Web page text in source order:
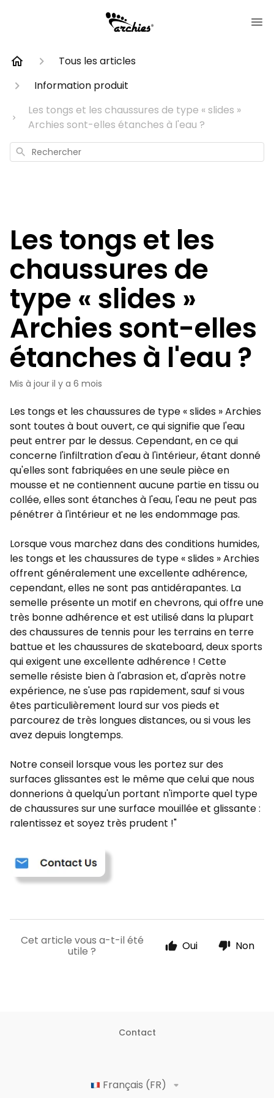
Tous les articles
Information produit
Les tongs et les chaussures de type « slides »
Archies sont-elles étanches à l'eau ?
Rechercher
Les tongs et les
chaussures de
type « slides »
Archies sont-elles
étanches à l'eau ?
Mis à jour il y a 6 mois
Les tongs et les chaussures de type « slides » Archies
sont toutes à bout ouvert, ce qui signifie que l'eau
peut entrer par le dessus. Cependant, en ce qui
concerne l'infiltration d'eau à l'intérieur, étant donné
qu'elles sont fabriquées en une seule pièce en
mousse et ne contiennent aucune partie en tissu ou
collée, elles sont étanches à l'eau, l'eau ne peut pas
pénétrer à l'intérieur et ne les endommage pas.
Lorsque vous marchez dans des conditions humides,
les tongs et les chaussures de type « slides » Archies
offrent généralement une excellente adhérence,
cependant, elles ne sont pas antidérapantes. La
semelle présente un motif en chevrons, qui offre une
très bonne adhérence et est utilisé dans la plupart
des chaussures de tennis pour les terrains en terre
battue et les chaussures de skateboard, deux sports
qui exigent une excellente adhérence ! Cette
semelle résiste bien à l'abrasion et, d'après notre
expérience, ne s'use pas rapidement, sauf si vous
êtes particulièrement lourd sur vos pieds et
parcourez de très longues distances, ou si vous les
avez depuis longtemps.
Notre conseil lorsque vous les portez sur des
surfaces glissantes est le même que celui que nous
donnerions à quelqu'un portant n'importe quel type
de chaussures sur une surface mouillée et glissante :
ralentissez et soyez très prudent !"
Cet article vous a-t-il été
utile ? Oui Non
Contact
Français (FR)